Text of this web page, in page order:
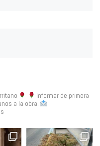
Informar de primera
a la obra.